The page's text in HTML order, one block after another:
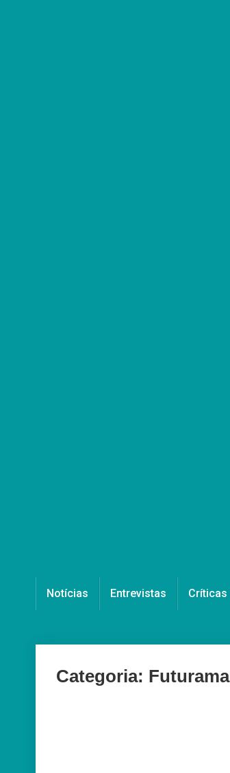
Notícias Entrevistas Críticas
Categoria: Futurama